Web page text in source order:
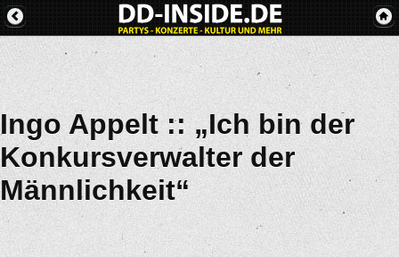
Ingo Appelt :: „Ich bin der
Konkursverwalter der
Männlichkeit“